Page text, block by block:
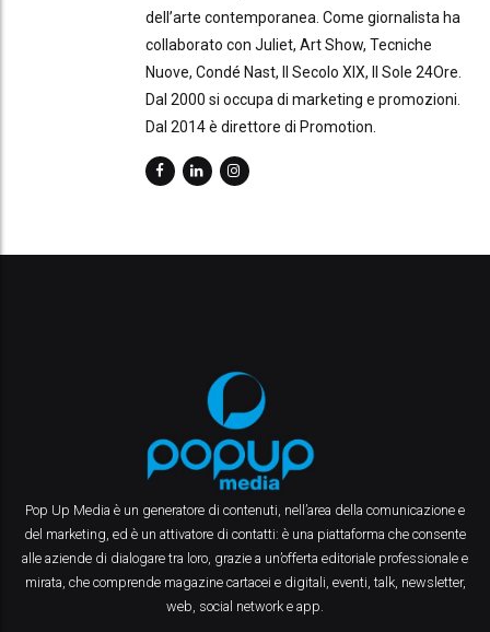
dell’arte contemporanea. Come giornalista ha
collaborato con Juliet, Art Show, Tecniche
Nuove, Condé Nast, Il Secolo XIX, Il Sole 24Ore.
Dal 2000 si occupa di marketing e promozioni.
Dal 2014 è direttore di Promotion.
Pop Up Media è un generatore di contenuti, nell’area della comunicazione e
del marketing, ed è un attivatore di contatti: è una piattaforma che consente
alle aziende di dialogare tra loro, grazie a un’offerta editoriale professionale e
mirata, che comprende magazine cartacei e digitali, eventi, talk, newsletter,
web, social network e app.